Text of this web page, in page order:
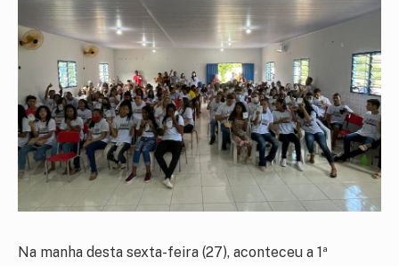
Na manha desta sexta-feira (27), aconteceu a 1ª